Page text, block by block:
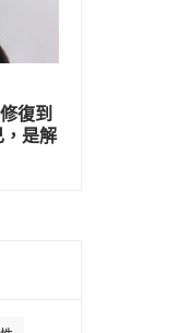
復到
是解